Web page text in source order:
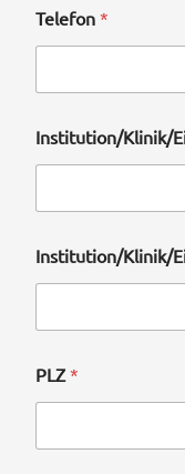
Telefon *
Institution/Klinik/
Institution/Klinik/
PLZ *